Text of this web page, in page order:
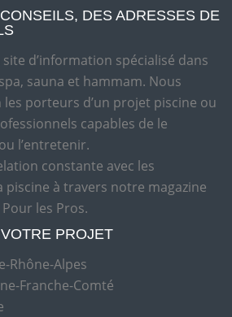
DES ADRESSES DE
d’information spécialisé dans
sauna et hammam. Nous
porteurs d’un projet piscine ou
capables de le
l’entretenir.
constante avec les
piscine à travers notre magazine
les Pros.
PROJET
Rhône-Alpes
Franche-Comté